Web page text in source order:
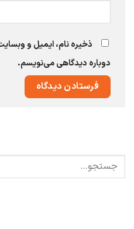
ذخیره نام، ایمیل و
دوباره دیدگاهی می‌نویسم.